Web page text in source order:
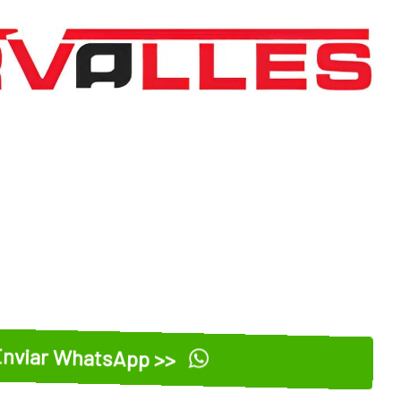
WhatsApp >>